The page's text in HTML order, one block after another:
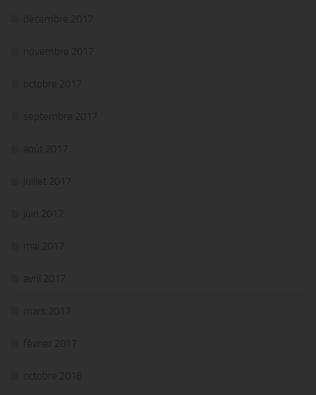
décembre 2017
novembre 2017
octobre 2017
septembre 2017
août 2017
juillet 2017
juin 2017
mai 2017
avril 2017
mars 2017
février 2017
octobre 2016